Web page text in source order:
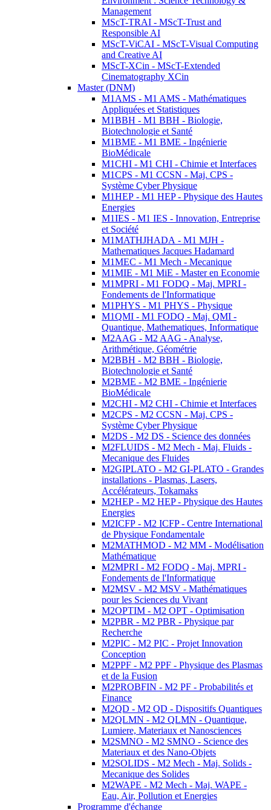
Management
MScT-TRAI - MScT-Trust and
Responsible AI
MScT-ViCAI - MScT-Visual Computing
and Creative AI
MScT-XCin - MScT-Extended
Cinematography XCin
Master (DNM)
M1AMS - M1 AMS - Mathématiques
Appliquées et Statistiques
M1BBH - M1 BBH - Biologie,
Biotechnologie et Santé
M1BME - M1 BME - Ingénierie
BioMédicale
M1CHI - M1 CHI - Chimie et Interfaces
M1CPS - M1 CCSN - Maj. CPS -
Système Cyber Physique
M1HEP - M1 HEP - Physique des Hautes
Energies
M1IES - M1 IES - Innovation, Entreprise
et Société
M1MATHJHADA - M1 MJH -
Mathematiques Jacques Hadamard
M1MEC - M1 Mech - Mecanique
M1MIE - M1 MiE - Master en Economie
M1MPRI - M1 FODQ - Maj. MPRI -
Fondements de l'Informatique
M1PHYS - M1 PHYS - Physique
M1QMI - M1 FODQ - Maj. QMI -
Quantique, Mathematiques, Informatique
M2AAG - M2 AAG - Analyse,
Arithmétique, Géométrie
M2BBH - M2 BBH - Biologie,
Biotechnologie et Santé
M2BME - M2 BME - Ingénierie
BioMédicale
M2CHI - M2 CHI - Chimie et Interfaces
M2CPS - M2 CCSN - Maj. CPS -
Système Cyber Physique
M2DS - M2 DS - Science des données
M2FLUIDS - M2 Mech - Maj. Fluids -
Mecanique des Fluides
M2GIPLATO - M2 GI-PLATO - Grandes
installations - Plasmas, Lasers,
Accélérateurs, Tokamaks
M2HEP - M2 HEP - Physique des Hautes
Energies
M2ICFP - M2 ICFP - Centre International
de Physique Fondamentale
M2MATHMOD - M2 MM - Modélisation
Mathématique
M2MPRI - M2 FODQ - Maj. MPRI -
Fondements de l'Informatique
M2MSV - M2 MSV - Mathématiques
pour les Sciences du Vivant
M2OPTIM - M2 OPT - Optimisation
M2PBR - M2 PBR - Physique par
Recherche
M2PIC - M2 PIC - Projet Innovation
Conception
M2PPF - M2 PPF - Physique des Plasmas
et de la Fusion
M2PROBFIN - M2 PF - Probabilités et
Finance
M2QD - M2 QD - Dispositifs Quantiques
M2QLMN - M2 QLMN - Quantique,
Lumiere, Materiaux et Nanosciences
M2SMNO - M2 SMNO - Science des
Materiaux et des Nano-Objets
M2SOLIDS - M2 Mech - Maj. Solids -
Mecanique des Solides
M2WAPE - M2 Mech - Maj. WAPE -
Eau, Air, Pollution et Energies
Programme d'échange